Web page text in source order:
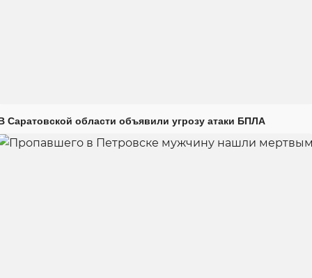
Саратовской области объявили угрозу атаки БПЛА